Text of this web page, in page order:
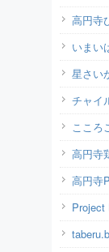
高円寺
いまい
星さい
チャイ
こころ
高円寺
高円寺
Project